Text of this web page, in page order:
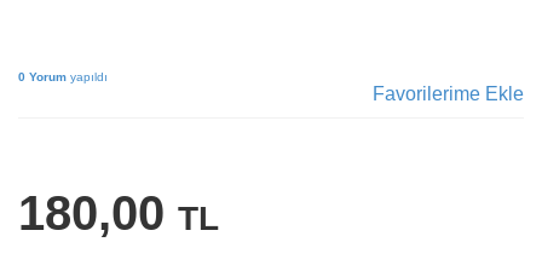
0 Yorum yapıldı
Favorilerime Ekle
180,00 TL